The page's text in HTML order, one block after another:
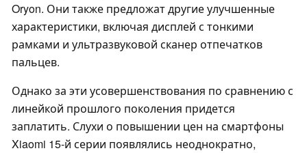
Oryon. Они также предложат другие улучшенные
характеристики, включая дисплей с тонкими
рамками и ультразвуковой сканер отпечатков
пальцев.
Однако за эти усовершенствования по сравнению с
линейкой прошлого поколения придется
заплатить. Слухи о повышении цен на смартфоны
Xiaomi 15-й серии появлялись неоднократно,